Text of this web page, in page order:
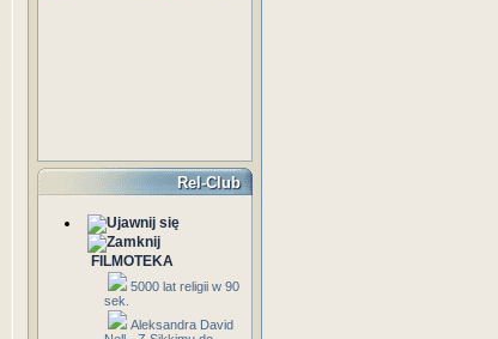
Rel-Club
FILMOTEKA
5000 lat religii w 90
sek.
Aleksandra David